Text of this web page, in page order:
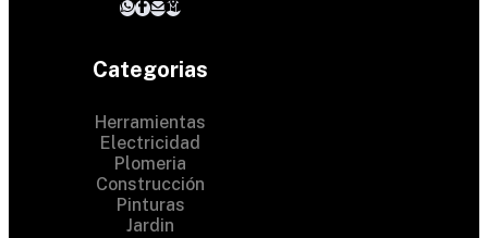
Categorias
Herramientas
Electricidad
Plomeria
Construcción
Pinturas
Jardin